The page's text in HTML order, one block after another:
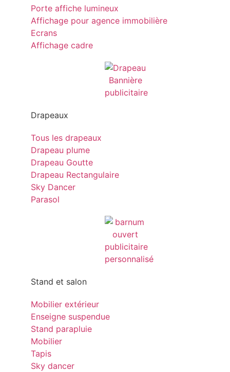
Porte affiche lumineux
Affichage pour agence immobilière
Ecrans
Affichage cadre
Drapeaux
Tous les drapeaux
Drapeau plume
Drapeau Goutte
Drapeau Rectangulaire
Sky Dancer
Parasol
Stand et salon
Mobilier extérieur
Enseigne suspendue
Stand parapluie
Mobilier
Tapis
Sky dancer